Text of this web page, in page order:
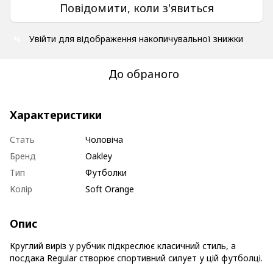
Повідомити, коли з'явиться
Увійти для відображення накопичувальної знижки
До обраного
Характеристики
Стать
Чоловіча
Бренд
Oakley
Тип
Футболки
Колір
Soft Orange
Опис
Круглий виріз у рубчик підкреслює класичний стиль, а
посдака Regular створює спортивний силует у цій футболці.